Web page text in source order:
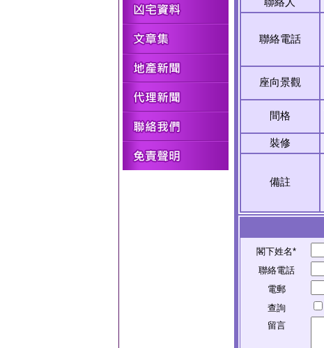
聯絡電話
座向景觀
間格
裝修
備註
閣下姓名*
聯絡電話
電郵
查詢
留言